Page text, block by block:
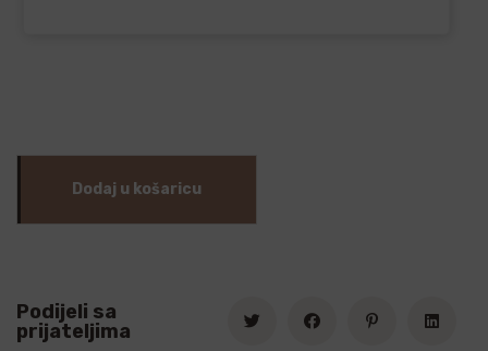
Dodaj u košaricu
Podijeli sa
prijateljima